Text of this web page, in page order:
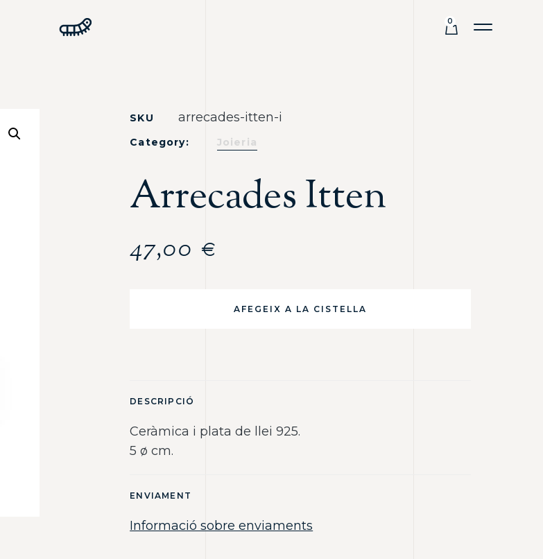
0
SKU arrecades-itten-i
Category: Joieria
Arrecades Itten
47,00€
AFEGEIX A LA CISTELLA
DESCRIPCIÓ
Ceràmica i plata de llei 925.
5 ø cm.
ENVIAMENT
Informació sobre enviaments